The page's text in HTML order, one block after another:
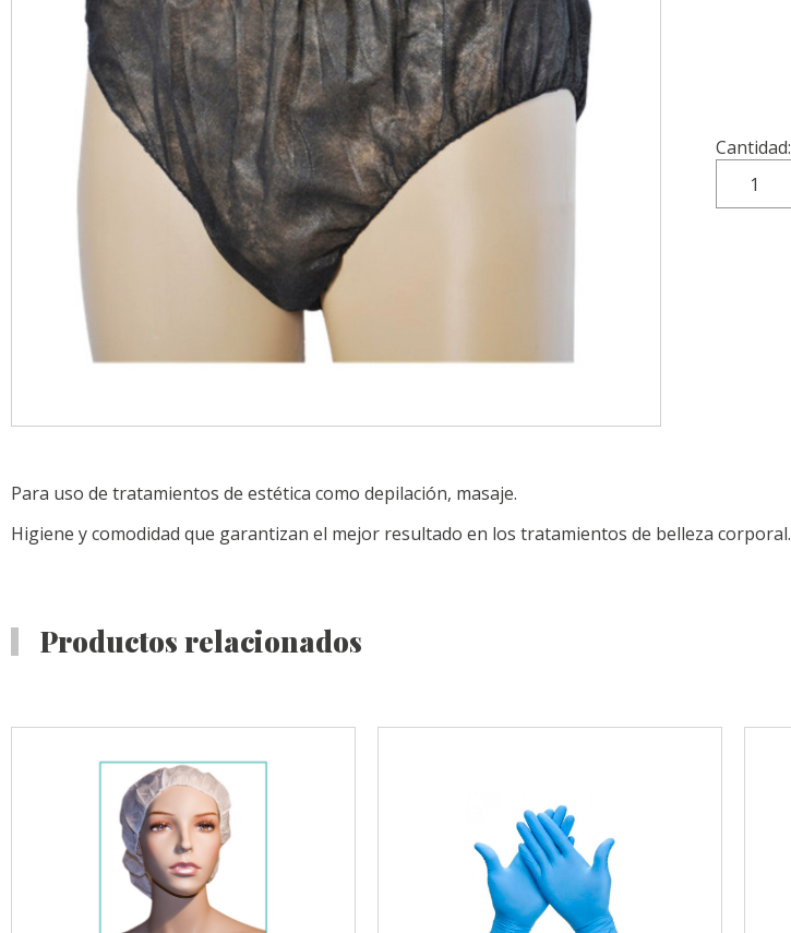
Cantidad:
Para uso de tratamientos de estética como depilación, masaje.
Higiene y comodidad que garantizan el mejor resultado en los tratamientos de belleza corporal.
Productos relacionados